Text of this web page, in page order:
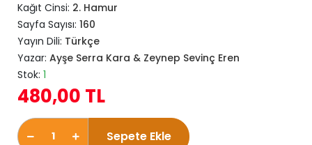
Kağıt Cinsi: 2. Hamur
Sayfa Sayısı: 160
Yayın Dili: Türkçe
Yazar: Ayşe Serra Kara & Zeynep Sevinç Eren
Stok: 1
480,00 TL
Sepete Ekle